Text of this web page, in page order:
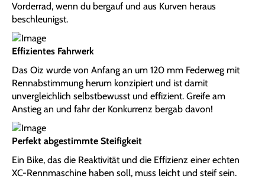
Vorderrad, wenn du bergauf und aus Kurven heraus
beschleunigst.
Effizientes Fahrwerk
Das Oiz wurde von Anfang an um 120 mm Federweg mit
Rennabstimmung herum konzipiert und ist damit
unvergleichlich selbstbewusst und effizient. Greife am
Anstieg an und fahr der Konkurrenz bergab davon!
Perfekt abgestimmte Steifigkeit
Ein Bike, das die Reaktivität und die Effizienz einer echten
XC-Rennmaschine haben soll, muss leicht und steif sein.